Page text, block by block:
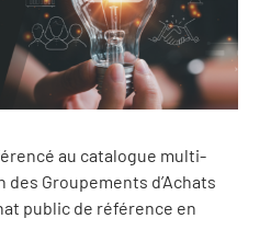
au catalogue multi-
des Groupements d’Achats
public de référence en